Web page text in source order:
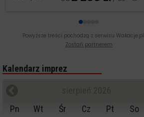
Powyższe treści pochodzą z serwisu Wakacje.pl
Zostań partnerem
Kalendarz imprez
Pn
Wt Śr Cz Pt So